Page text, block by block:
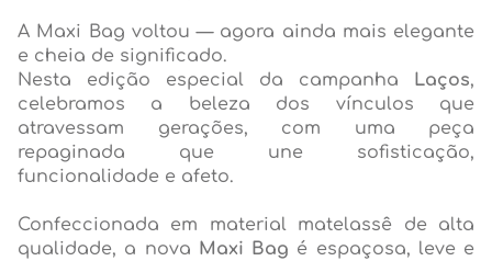
A Maxi Bag voltou — agora ainda mais elegante
e cheia de significado.
Nesta edição especial da campanha
Laços,
celebramos a beleza dos vínculos que
atravessam gerações, com uma peça
repaginada que une sofisticação,
funcionalidade e afeto.
Confeccionada em material matelassê de alta
qualidade, a nova
Maxi Bag é espaçosa, leve e